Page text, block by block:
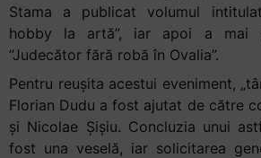
Stama a publicat volumul
hobby la artă”, iar apoi a mai
”Judecător fără robă în Ovalia”.
Pentru reușita acestui eveniment,
Florian Dudu a fost ajutat de către
și Nicolae Șișiu. Concluzia unui
fost una veselă, iar solicitarea